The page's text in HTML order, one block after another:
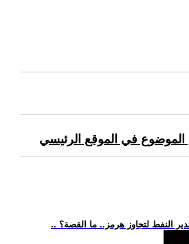
الموضوع في الموقع الرئيسي
النفط لتجاوز هرمز.. ما القصة؟